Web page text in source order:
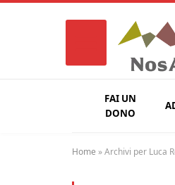
FAI UN
DONO
Home »Archivi per Luca